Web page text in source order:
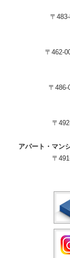
〒
〒462-
〒486-
〒
アパート・マン
〒